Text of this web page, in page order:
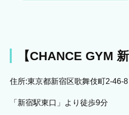
【CHANCE GYM 新
住所:東京都新宿区歌舞伎町2-46-
「新宿駅東口」より徒歩9分